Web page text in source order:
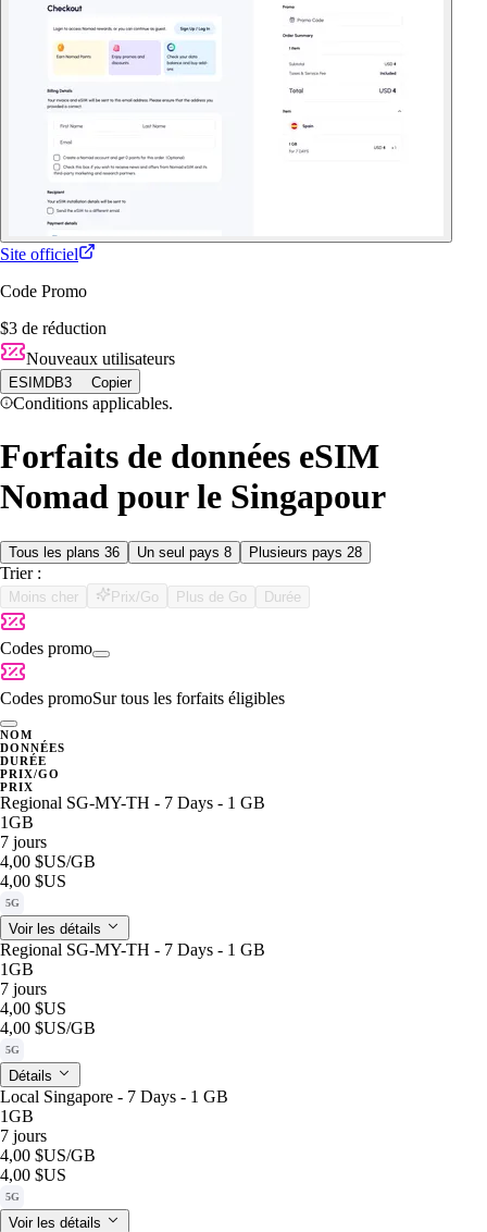
Site officiel
Code Promo
$3 de réduction
Nouveaux utilisateurs
ESIMDB3 Copier
Conditions applicables.
Forfaits de données eSIM
Nomad pour le Singapour
Tous les plans 36 Un seul pays 8 Plusieurs pays 28
Trier :
Moins cher Prix/Go Plus de Go Durée
Codes promo
Codes promoSur tous les forfaits éligibles
NOM
DONNÉES
DURÉE
PRIX/GO
PRIX
Regional SG-MY-TH - 7 Days - 1 GB
1GB
7 jours
4,00 $US/GB
4,00 $US
5G
Voir les détails
Regional SG-MY-TH - 7 Days - 1 GB
1GB
7 jours
4,00 $US
4,00 $US/GB
5G
Détails
Local Singapore - 7 Days - 1 GB
1GB
7 jours
4,00 $US/GB
4,00 $US
5G
Voir les détails